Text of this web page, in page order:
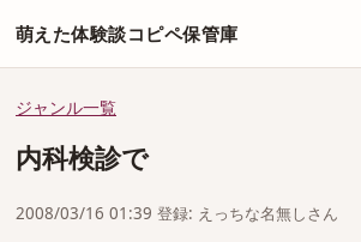
萌えた体験談コピペ保管庫
ジャンル一覧
内科検診で
2008/03/16 01:39 登録: えっちな名無しさん